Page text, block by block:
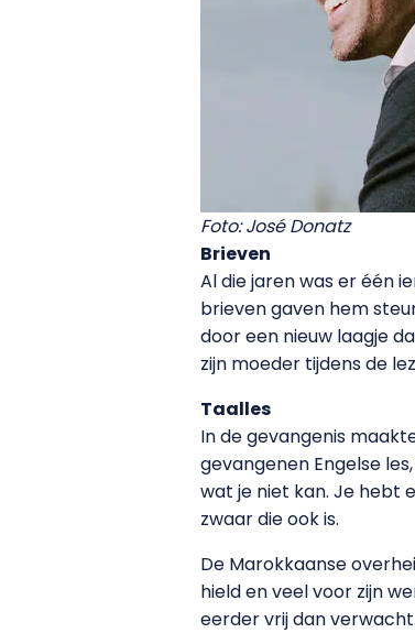
Foto: José Donatz
Brieven
Al die jaren was er één
brieven gaven hem
door een nieuw laagje
zijn moeder tijdens de
Taalles
In de gevangenis
gevangenen Engelse
wat je niet kan. Je hebt
zwaar die ook is.
De Marokkaanse
hield en veel voor zijn
eerder vrij dan verwacht.